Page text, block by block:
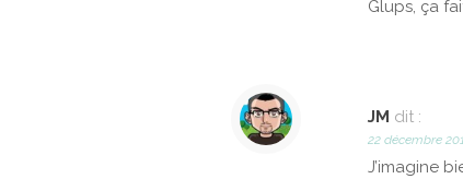
Glups, ça
JM dit :
22 décembre
J’imagine